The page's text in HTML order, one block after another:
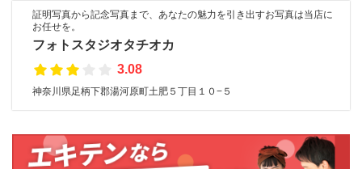
証明写真から記念写真まで、あなたの魅力を引き出すお写真は当店に
お任せを。
フォトスタジオタチオカ
3.08
神奈川県足柄下郡湯河原町土肥５丁目１０−５